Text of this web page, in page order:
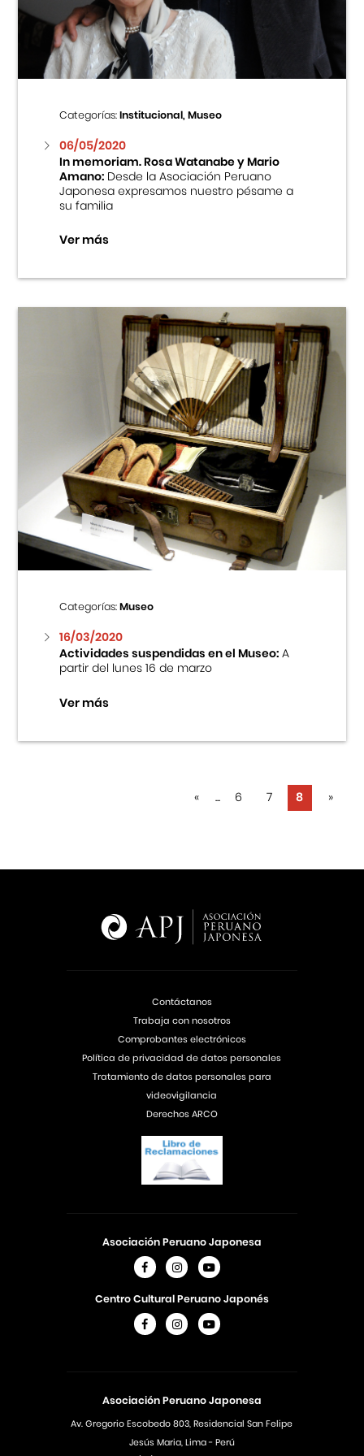
Centro Cultural Peruano Japonés
Cursos
Museo de la Inmigración Japonesa
Fondo Editorial
Teatro Peruano Japonés
Categorías:Institucional, Museo
06/05/2020
In memoriam. Rosa Watanabe y Mario
Amano:Desde la Asociación Peruano
Japonesa expresamos nuestro pésame a
su familia
Ver más
Categorías:Museo
16/03/2020
Actividades suspendidas en el Museo:A
partir del lunes 16 de marzo
Ver más
« ... 6 7 8 »
Asociación Peruano Japonesa
Av. Gregorio Escobedo 803, Residencial San Felipe
Jesús Maria, Lima - Perú
Asociación Peruano Japonesa
Centro Cultural Peruano Japonés
Contáctanos
Trabaja con nosotros
Comprobantes electrónicos
Política de privacidad de datos personales
Tratamiento de datos personales para
videovigilancia
Derechos ARCO